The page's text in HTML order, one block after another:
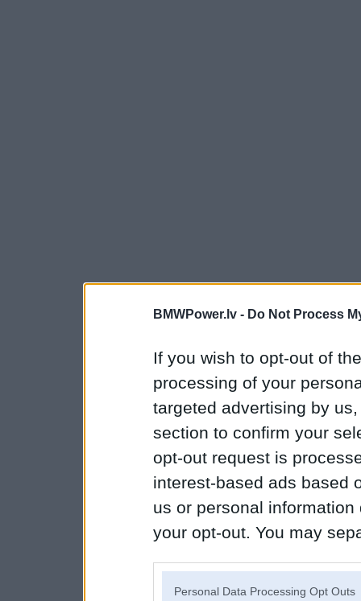
BMWPower.lv - Do Not Process
If you wish to opt-out of
processing of your
targeted advertising by
section to confirm your
opt-out request is
interest-based ads based
us or personal
your opt-out. You may
Personal Data Processing Opt Outs